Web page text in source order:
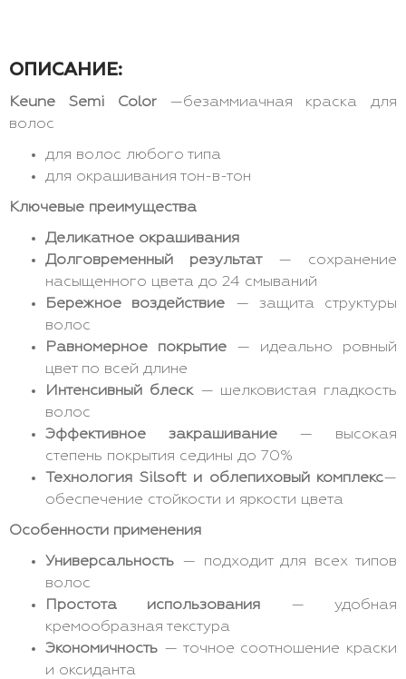
ОПИСАНИЕ:
Keune Semi Color—безаммиачная краска для
волос
для волос любого типа
для окрашивания тон-в-тон
Ключевые преимущества
Деликатное окрашивания
Долговременный результат— сохранение
насыщенного цвета до 24 смываний
Бережное воздействие — защита структуры
волос
Равномерное покрытие — идеально ровный
цвет по всей длине
Интенсивный блеск— шелковистая гладкость
волос
Эффективное закрашивание— высокая
степень покрытия седины до 70%
Технология Silsoft и облепиховый комплекс—
обеспечение стойкости и яркости цвета
Особенности применения
Универсальность — подходит для всех типов
волос
Простота использования — удобная
кремообразная текстура
Экономичность — точное соотношение краски
и оксиданта